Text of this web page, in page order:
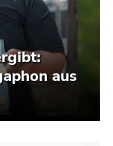
aus